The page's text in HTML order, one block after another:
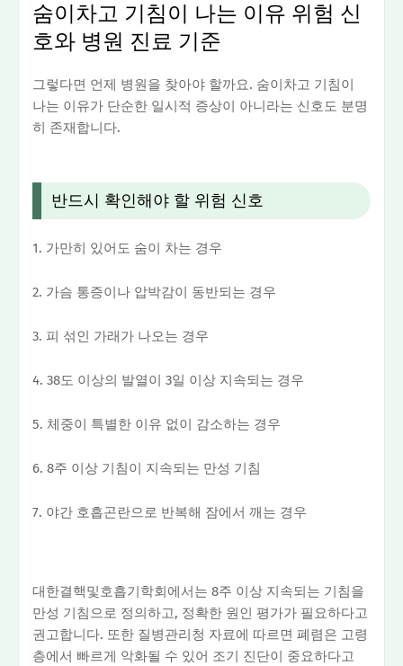
숨이차고 기침이 나는 이유 위험 신
호와 병원 진료 기준
그렇다면 언제 병원을 찾아야 할까요. 숨이차고 기침이
나는 이유가 단순한 일시적 증상이 아니라는 신호도 분명
히 존재합니다.
반드시 확인해야 할 위험 신호
1. 가만히 있어도 숨이 차는 경우
2. 가슴 통증이나 압박감이 동반되는 경우
3. 피 섞인 가래가 나오는 경우
4. 38도 이상의 발열이 3일 이상 지속되는 경우
5. 체중이 특별한 이유 없이 감소하는 경우
6. 8주 이상 기침이 지속되는 만성 기침
7. 야간 호흡곤란으로 반복해 잠에서 깨는 경우
대한결핵및호흡기학회에서는 8주 이상 지속되는 기침을
만성 기침으로 정의하고, 정확한 원인 평가가 필요하다고
권고합니다. 또한 질병관리청 자료에 따르면 폐렴은 고령
층에서 빠르게 악화될 수 있어 조기 진단이 중요하다고